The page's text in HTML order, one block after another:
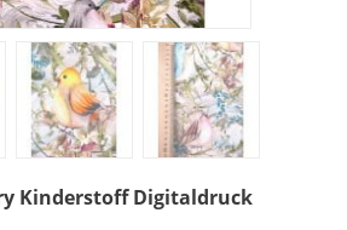
Kinderstoff Digitaldruck